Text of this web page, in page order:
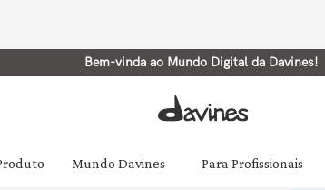
Bem-vinda ao Mundo Digital da Davines!
Mundo Davines Para Profissionais